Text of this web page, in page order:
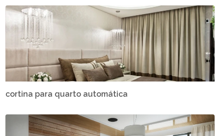
cortina para quarto automática